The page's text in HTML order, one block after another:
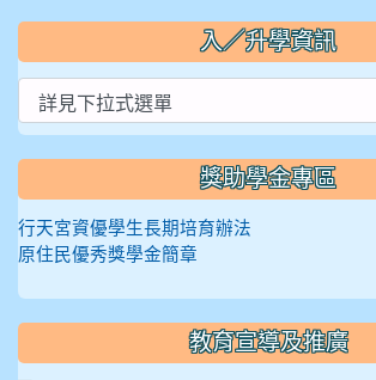
入／升學資訊
獎助學金專區
行天宮資優學生長期培育辦法
原住民優秀獎學金簡章
教育宣導及推廣